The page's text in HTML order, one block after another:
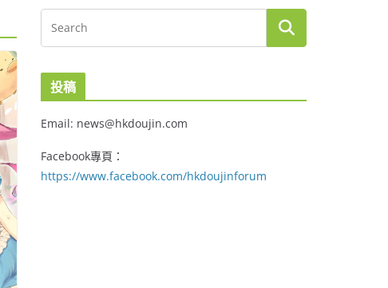
投稿
Email: news@hkdoujin.com
Facebook專頁：
https://www.facebook.com/hkdoujinforum